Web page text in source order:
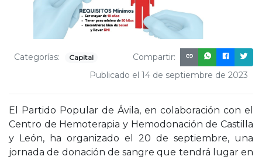
Categorías: Capital
Compartir:
Publicado el 14 de septiembre de 2023
El Partido Popular de Ávila, en colaboración con el
Centro de Hemoterapia y Hemodonación de Castilla
y León, ha organizado el 20 de septiembre, una
jornada de donación de sangre que tendrá lugar en